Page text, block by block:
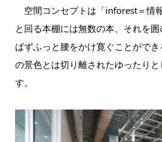
空間コンセプトは「inforest＝情
と回る本棚には無数の本、それを
ばずふっと腰をかけ寛ぐことがで
の景色とは切り離されたゆったり
す。